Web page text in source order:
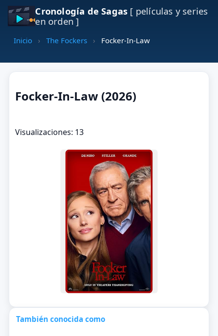
Cronología de Sagas [ películas y series
en orden ]
Inicio › The Fockers › Focker-In-Law
Focker-In-Law (2026)
Visualizaciones: 13
También conocida como